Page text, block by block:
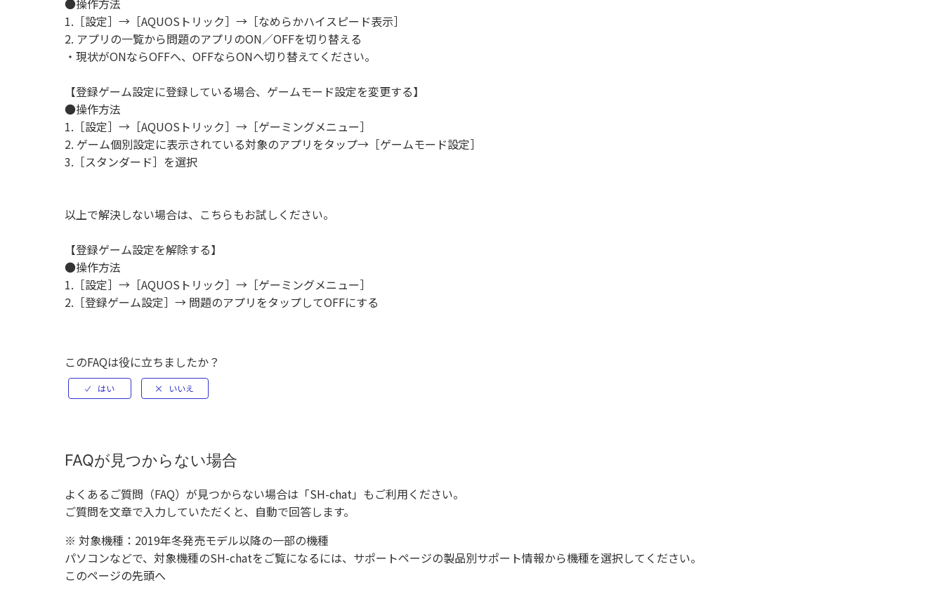
1.［設定］→［AQUOSトリック］→［なめらかハイスピード表示］
2. アプリの一覧から問題のアプリのON／OFFを切り替える
・現状がONならOFFへ、OFFならONへ切り替えてください。
【登録ゲーム設定に登録している場合、ゲームモード設定を変更する】
●操作方法
1.［設定］→［AQUOSトリック］→［ゲーミングメニュー］
2. ゲーム個別設定に表示されている対象のアプリをタップ→［ゲームモード設定］
3.［スタンダード］を選択
以上で解決しない場合は、こちらもお試しください。
【登録ゲーム設定を解除する】
●操作方法
1.［設定］→［AQUOSトリック］→［ゲーミングメニュー］
2.［登録ゲーム設定］→ 問題のアプリをタップしてOFFにする
このFAQは役に立ちましたか？
FAQが見つからない場合
よくあるご質問（FAQ）が見つからない場合は「SH-chat」もご利用ください。
ご質問を文章で入力していただくと、自動で回答します。
※ 対象機種：2019年冬発売モデル以降の一部の機種
パソコンなどで、対象機種のSH-chatをご覧になるには、サポートページの製品別サポート情報から機種を選択してください。
このページの先頭へ